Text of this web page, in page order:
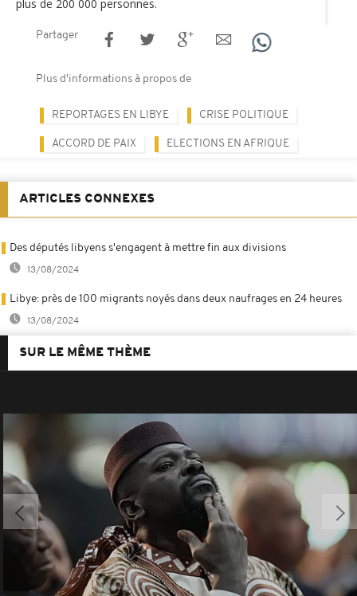
plus de 200 000 personnes.
Partager
Plus d'informations à propos de
REPORTAGES EN LIBYE CRISE POLITIQUE
ACCORD DE PAIX ELECTIONS EN AFRIQUE
ARTICLES CONNEXES
Des députés libyens s'engagent à mettre fin aux divisions
13/08/2024
Libye: près de 100 migrants noyés dans deux naufrages en 24 heures
13/08/2024
SUR LE MÊME THÈME